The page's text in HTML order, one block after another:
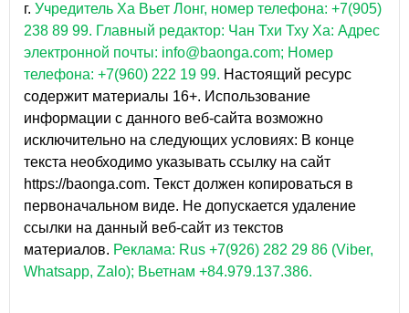
г. Учредитель Ха Вьет Лонг, номер телефона: +7(905)
238 89 99. Главный редактор: Чан Тхи Тху Ха: Адрес
электронной почты: info@baonga.com; Номер
телефона: +7(960) 222 19 99. Настоящий ресурс
содержит материалы 16+. Использование
информации с данного веб-сайта возможно
исключительно на следующих условиях: В конце
текста необходимо указывать ссылку на сайт
https://baonga.com. Текст должен копироваться в
первоначальном виде. Не допускается удаление
ссылки на данный веб-сайт из текстов
материалов. Реклама: Rus +7(926) 282 29 86 (Viber,
Whatsapp, Zalo); Вьетнам +84.979.137.386.